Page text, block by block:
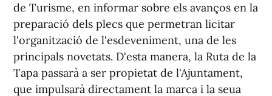
de Turisme, en informar sobre els avanços en la
preparació dels plecs que permetran licitar
l'organització de l'esdeveniment, una de les
principals novetats. D'esta manera, la Ruta de la
Tapa passarà a ser propietat de l'Ajuntament,
que impulsarà directament la marca i la seua